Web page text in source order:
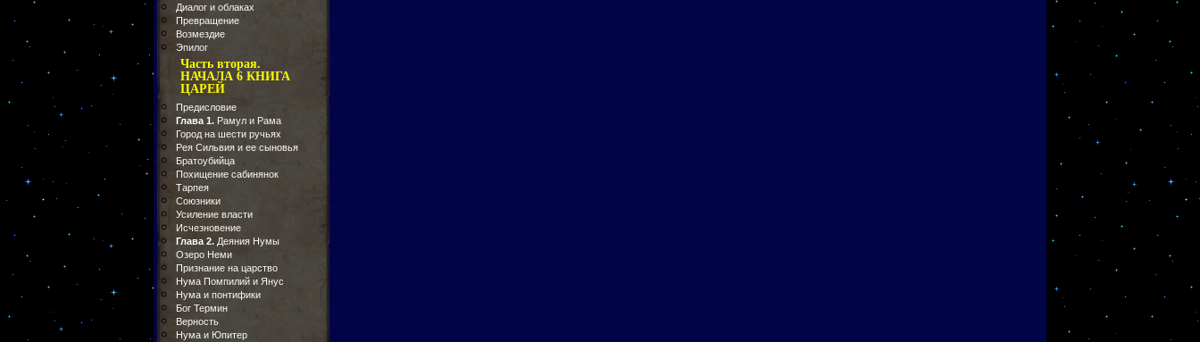
Диалог и облаках
Превращение
Возмездие
Эпилог
Часть вторая.
НАЧАЛА 6 КНИГА
ЦАРЕЙ
Предисловие
Глава 1. Рамул и Рама
Город на шести ручьях
Рея Сильвия и ее сыновья
Братоубийца
Похищение сабинянок
Тарпея
Союзники
Усиление власти
Исчезновение
Глава 2. Деяния Нумы
Озеро Неми
Признание на царство
Нума Помпилий и Янус
Нума и понтифики
Бог Термин
Верность
Нума и Юпитер